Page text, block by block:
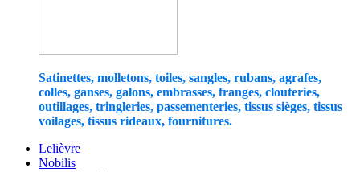
Satinettes, molletons, toiles, sangles, rubans, agrafes,
colles, ganses, galons, embrasses, franges, clouteries,
outillages, tringleries, passementeries, tissus sièges, tissus
voilages, tissus rideaux, fournitures.
Lelièvre
Nobilis